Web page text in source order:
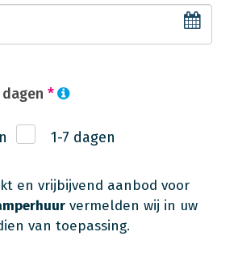
*
1-7 dagen
en vrijbijvend aanbod voor
vermelden wij in uw
van toepassing.